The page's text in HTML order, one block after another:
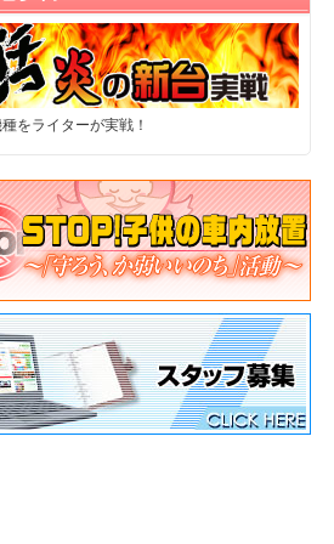
をライターが実戦！